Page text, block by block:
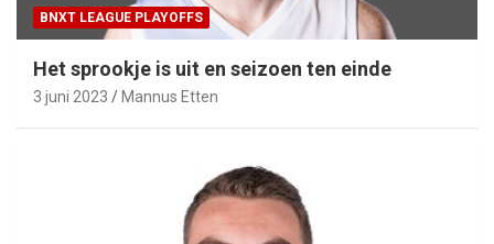
BNXT LEAGUE PLAYOFFS
Het sprookje is uit en seizoen ten einde
3 juni 2023 Mannus Etten